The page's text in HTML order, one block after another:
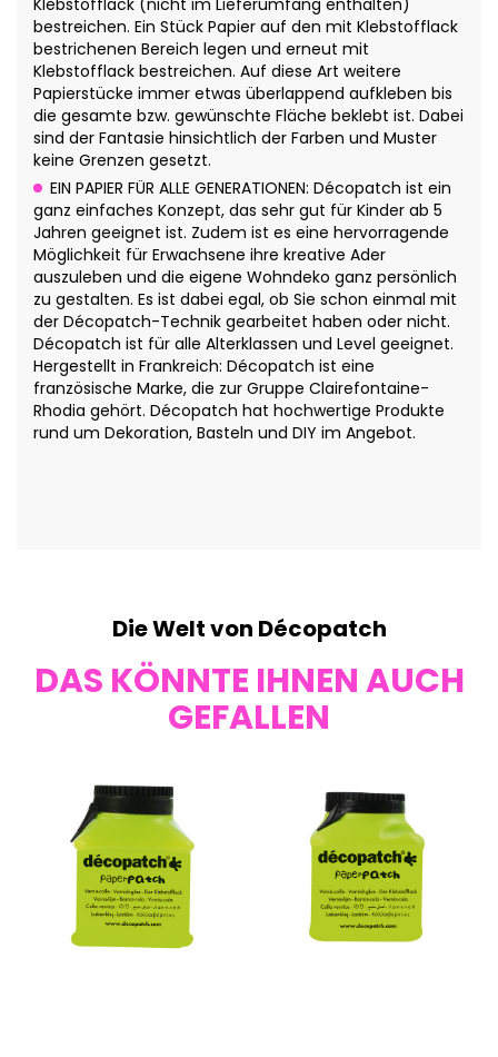
Klebstofflack (nicht im Lieferumfang enthalten)
bestreichen. Ein Stück Papier auf den mit Klebstofflack
bestrichenen Bereich legen und erneut mit
Klebstofflack bestreichen. Auf diese Art weitere
Papierstücke immer etwas überlappend aufkleben bis
die gesamte bzw. gewünschte Fläche beklebt ist. Dabei
sind der Fantasie hinsichtlich der Farben und Muster
keine Grenzen gesetzt.
EIN PAPIER FÜR ALLE GENERATIONEN: Décopatch ist ein
ganz einfaches Konzept, das sehr gut für Kinder ab 5
Jahren geeignet ist. Zudem ist es eine hervorragende
Möglichkeit für Erwachsene ihre kreative Ader
auszuleben und die eigene Wohndeko ganz persönlich
zu gestalten. Es ist dabei egal, ob Sie schon einmal mit
der Décopatch-Technik gearbeitet haben oder nicht.
Décopatch ist für alle Alterklassen und Level geeignet.
Hergestellt in Frankreich: Décopatch ist eine
französische Marke, die zur Gruppe Clairefontaine-
Rhodia gehört. Décopatch hat hochwertige Produkte
rund um Dekoration, Basteln und DIY im Angebot.
Die Welt von Décopatch
DAS KÖNNTE IHNEN AUCH
GEFALLEN